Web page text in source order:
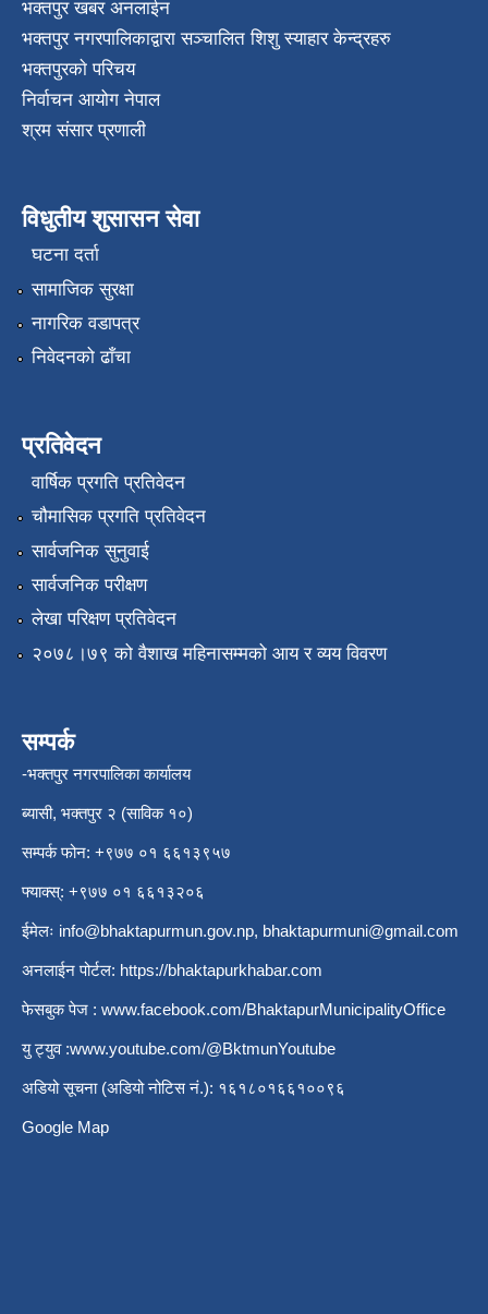
भक्तपुर खबर अनलाईन
भक्तपुर नगरपालिकाद्वारा सञ्चालित शिशु स्याहार केन्द्रहरु
भक्तपुरकाे परिचय
निर्वाचन आयोग नेपाल
श्रम संसार प्रणाली
विधुतीय शुसासन सेवा
घटना दर्ता
सामाजिक सुरक्षा
नागरिक वडापत्र
निवेदनको ढाँचा
प्रतिवेदन
वार्षिक प्रगति प्रतिवेदन
चौमासिक प्रगति प्रतिवेदन
सार्वजनिक सुनुवाई
सार्वजनिक परीक्षण
लेखा परिक्षण प्रतिवेदन
२०७८।७९ को वैशाख महिनासम्मको आय र व्यय विवरण
सम्पर्क
-भक्तपुर नगरपालिका कार्यालय
ब्यासी, भक्तपुर २ (साविक १०)
सम्पर्क फोन: +९७७ ०१ ६६१३९५७
फ्याक्स्: +९७७ ०१ ६६१३२०६
ईमेलः info@bhaktapurmun.gov.np, bhaktapurmuni@gmail.com
अनलाईन पोर्टल: https://bhaktapurkhabar.com
फेसबुक पेज : www.facebook.com/BhaktapurMunicipalityOffice
यु ट्युव :www.youtube.com/@BktmunYoutube
अडियो सूचना (अडियो नोटिस नं.): १६१८०१६६१००९६
Google Map